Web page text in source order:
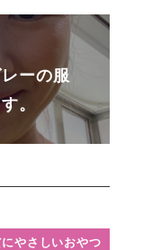
ーの服
。
やさしいおやつ